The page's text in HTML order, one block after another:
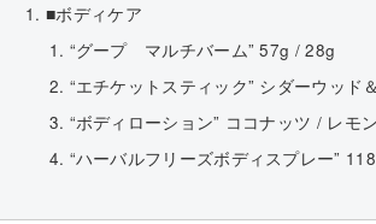
■ボディケア
“グープ マルチバーム” 57g / 28g
“エチケットスティック” シダーウッ
“ボディローション” ココナッツ / レモ
“ハーバルフリーズボディスプレー”